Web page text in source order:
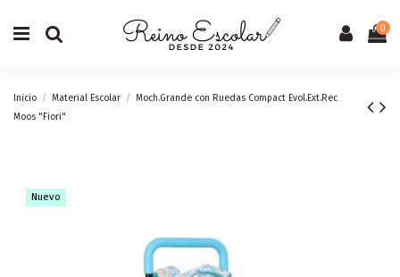
0
Inicio Material Escolar
Moch.Grande con Ruedas Compact Evol.Ext.Rec
Moos "Fiori"
Nuevo